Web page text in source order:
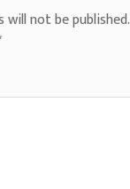
will not be published.